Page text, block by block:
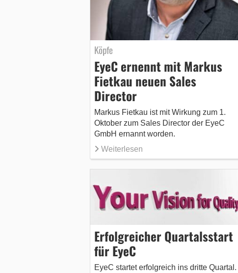
Köpfe
EyeC ernennt mit Markus
Fietkau neuen Sales
Director
Markus Fietkau ist mit Wirkung zum 1.
Oktober zum Sales Director der EyeC
GmbH ernannt worden.
Weiterlesen
Erfolgreicher Quartalsstart
für EyeC
EyeC startet erfolgreich ins dritte Quartal.